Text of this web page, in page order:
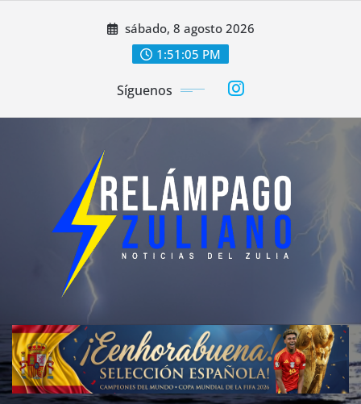
sábado, 8 agosto 2026
1:51:06 PM
Síguenos